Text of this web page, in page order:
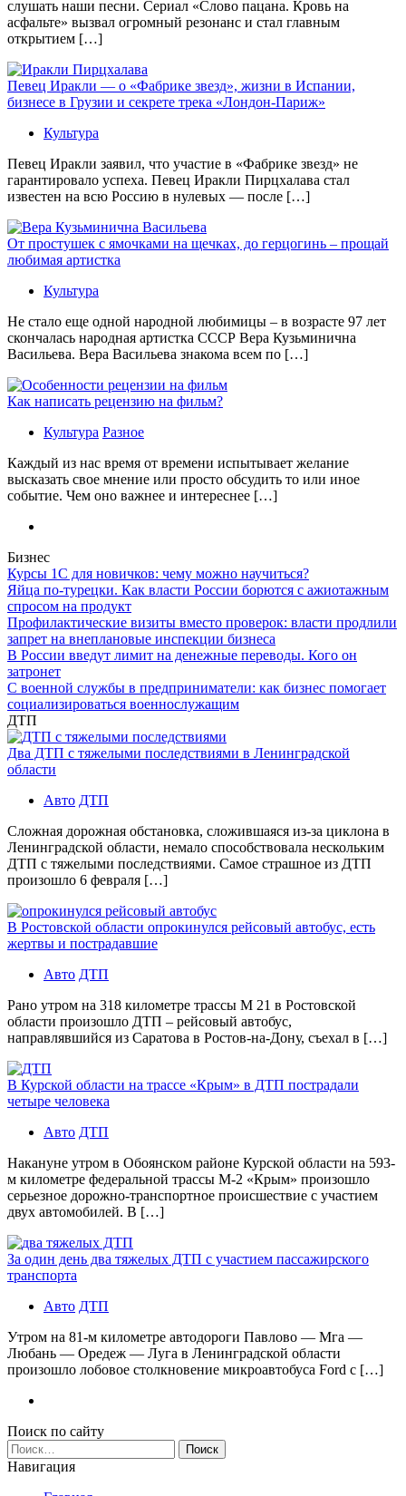
слушать наши песни. Сериал «Слово пацана. Кровь на
асфальте» вызвал огромный резонанс и стал главным
открытием […]
Певец Иракли — о «Фабрике звезд», жизни в Испании,
бизнесе в Грузии и секрете трека «Лондон-Париж»
Культура
Певец Иракли заявил, что участие в «Фабрике звезд» не
гарантировало успеха. Певец Иракли Пирцхалава стал
известен на всю Россию в нулевых — после […]
От простушек с ямочками на щечках, до герцогинь – прощай
любимая артистка
Культура
Не стало еще одной народной любимицы – в возрасте 97 лет
скончалась народная артистка СССР Вера Кузьминична
Васильева. Вера Васильева знакома всем по […]
Как написать рецензию на фильм?
Культура Разное
Каждый из нас время от времени испытывает желание
высказать свое мнение или просто обсудить то или иное
событие. Чем оно важнее и интереснее […]
Бизнес
Курсы 1С для новичков: чему можно научиться?
Яйца по-турецки. Как власти России борются с ажиотажным
спросом на продукт
Профилактические визиты вместо проверок: власти продлили
запрет на внеплановые инспекции бизнеса
В России введут лимит на денежные переводы. Кого он
затронет
С военной службы в предприниматели: как бизнес помогает
социализироваться военнослужащим
ДТП
Два ДТП с тяжелыми последствиями в Ленинградской
области
Авто ДТП
Сложная дорожная обстановка, сложившаяся из-за циклона в
Ленинградской области, немало способствовала нескольким
ДТП с тяжелыми последствиями. Самое страшное из ДТП
произошло 6 февраля […]
В Ростовской области опрокинулся рейсовый автобус, есть
жертвы и пострадавшие
Авто ДТП
Рано утром на 318 километре трассы М 21 в Ростовской
области произошло ДТП – рейсовый автобус,
направлявшийся из Саратова в Ростов-на-Дону, съехал в […]
В Курской области на трассе «Крым» в ДТП пострадали
четыре человека
Авто ДТП
Накануне утром в Обоянском районе Курской области на 593-
м километре федеральной трассы М-2 «Крым» произошло
серьезное дорожно-транспортное происшествие с участием
двух автомобилей. В […]
За один день два тяжелых ДТП с участием пассажирского
транспорта
Авто ДТП
Утром на 81-м километре автодороги Павлово — Мга —
Любань — Оредеж — Луга в Ленинградской области
произошло лобовое столкновение микроавтобуса Ford с […]
Поиск по сайту
Найти:
Навигация